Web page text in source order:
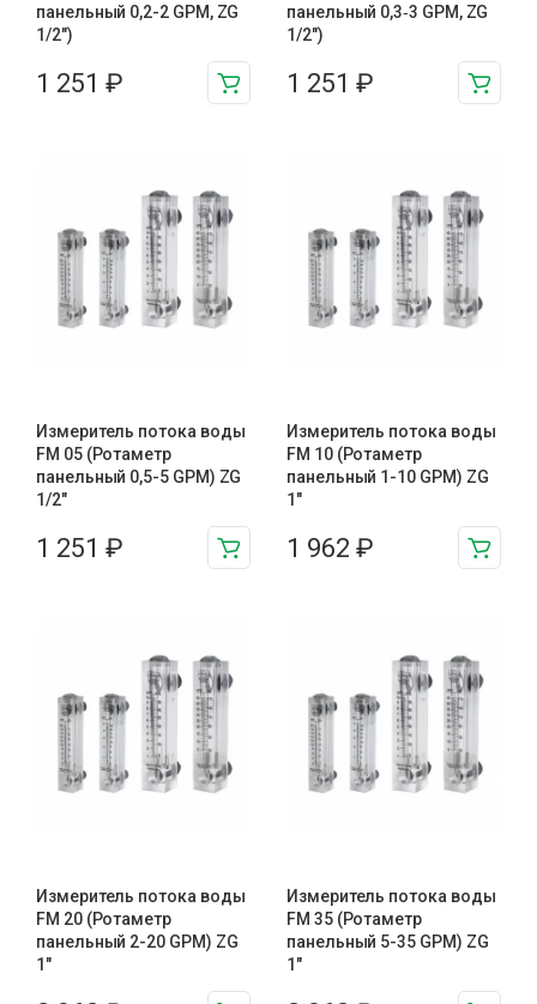
панельный 0,2-2 GPM, ZG
1/2″)
1 251 ₽
панельный 0,3‑3 GPM, ZG
1/2″)
1 251 ₽
Измеритель потока воды
FM 05 (Ротаметр
панельный 0,5-5 GPM) ZG
1/2″
1 251 ₽
Измеритель потока воды
FM 10 (Ротаметр
панельный 1-10 GPM) ZG
1″
1 962 ₽
Измеритель потока воды
FM 20 (Ротаметр
панельный 2-20 GPM) ZG
1″
Измеритель потока воды
FM 35 (Ротаметр
панельный 5-35 GPM) ZG
1″